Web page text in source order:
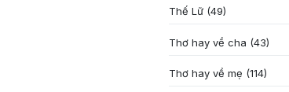
Thế Lữ (49)
Thơ hay về cha (43)
Thơ hay về mẹ (114)